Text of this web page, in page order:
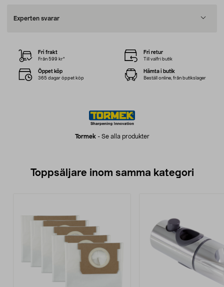
Experten svarar
Tormek- Se alla produkter
Fri frakt
Från 599 kr*
Fri retur
Till valfri butik
Öppet köp
365 dagar öppet köp
Hämta i butik
Beställ online, från butikslager
Toppsäljare inom samma kategori